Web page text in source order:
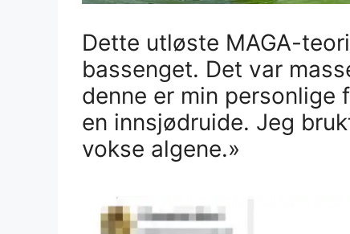
Dette utløste MAGA-
bassenget. Det var
denne er min personlige
en innsjødruide. Jeg
vokse algene.»